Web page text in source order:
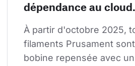
dépendance au cloud.
À partir d'octobre 2025,
filaments Prusament
bobine repensée avec